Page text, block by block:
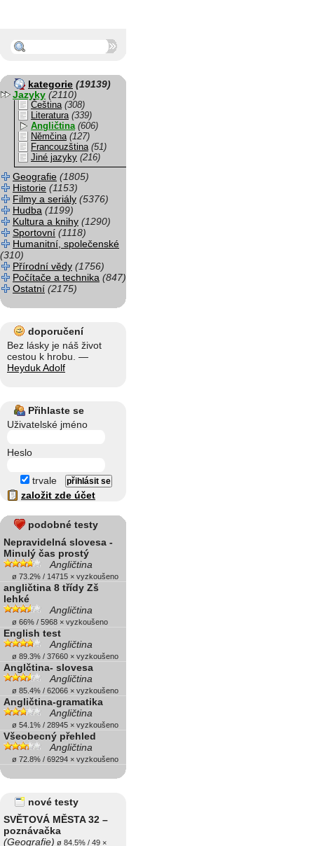
kategorie (19139)
Jazyky (2110)
Čeština (308)
Literatura (339)
Angličtina (606)
Němčina (127)
Francouzština (51)
Jiné jazyky (216)
Geografie (1805)
Historie (1153)
Filmy a seriály (5376)
Hudba (1199)
Kultura a knihy (1290)
Sportovní (1118)
Humanitní, společenské
(310)
Přírodní vědy (1756)
Počítače a technika (847)
Ostatní (2175)
doporučení
Bez lásky je náš život
cestou k hrobu. —
Heyduk Adolf
Přihlaste se
Uživatelské jméno
Heslo
trvale
založit zde účet
podobné testy
Nepravidelná slovesa -
Minulý čas prostý
Angličtina
ø 73.2% / 14715 × vyzkoušeno
angličtina 8 třídy Zš
lehké
Angličtina
ø 66% / 5968 × vyzkoušeno
English test
Angličtina
ø 89.3% / 37660 × vyzkoušeno
Anglčtina- slovesa
Angličtina
ø 85.4% / 62066 × vyzkoušeno
Angličtina-gramatika
Angličtina
ø 54.1% / 28945 × vyzkoušeno
Všeobecný přehled
Angličtina
ø 72.8% / 69294 × vyzkoušeno
nové testy
SVĚTOVÁ MĚSTA 32 –
poznávačka
(Geografie) ø 84.5% / 49 ×